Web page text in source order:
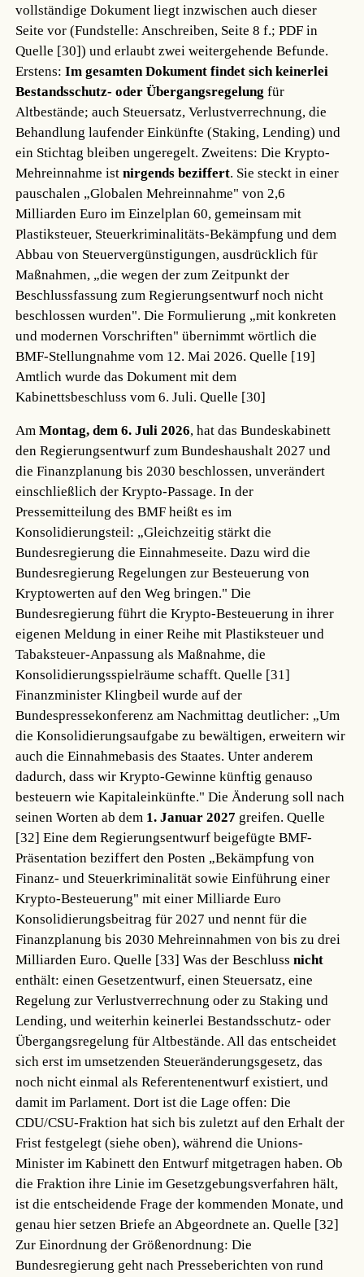
vollständige Dokument liegt inzwischen auch dieser
Seite vor (Fundstelle: Anschreiben, Seite 8 f.; PDF in
Quelle [30]) und erlaubt zwei weitergehende Befunde.
Erstens:Im gesamten Dokument findet sich keinerlei
Bestandsschutz- oder Übergangsregelung für
Altbestände; auch Steuersatz, Verlustverrechnung, die
Behandlung laufender Einkünfte (Staking, Lending) und
ein Stichtag bleiben ungeregelt. Zweitens: Die Krypto-
Mehreinnahme istnirgends beziffert. Sie steckt in einer
pauschalen „Globalen Mehreinnahme" von 2,6
Milliarden Euro im Einzelplan 60, gemeinsam mit
Plastiksteuer, Steuerkriminalitäts-Bekämpfung und dem
Abbau von Steuervergünstigungen, ausdrücklich für
Maßnahmen, „die wegen der zum Zeitpunkt der
Beschlussfassung zum Regierungsentwurf noch nicht
beschlossen wurden". Die Formulierung „mit konkreten
und modernen Vorschriften" übernimmt wörtlich die
BMF-Stellungnahme vom 12. Mai 2026.Quelle [19]
Amtlich wurde das Dokument mit dem
Kabinettsbeschluss vom 6. Juli.Quelle [30]
AmMontag, dem 6. Juli 2026, hat das Bundeskabinett
den Regierungsentwurf zum Bundeshaushalt 2027 und
die Finanzplanung bis 2030 beschlossen, unverändert
einschließlich der Krypto-Passage. In der
Pressemitteilung des BMF heißt es im
Konsolidierungsteil: „Gleichzeitig stärkt die
Bundesregierung die Einnahmeseite. Dazu wird die
Bundesregierung Regelungen zur Besteuerung von
Kryptowerten auf den Weg bringen." Die
Bundesregierung führt die Krypto-Besteuerung in ihrer
eigenen Meldung in einer Reihe mit Plastiksteuer und
Tabaksteuer-Anpassung als Maßnahme, die
Konsolidierungsspielräume schafft.Quelle [31]
Finanzminister Klingbeil wurde auf der
Bundespressekonferenz am Nachmittag deutlicher: „Um
die Konsolidierungsaufgabe zu bewältigen, erweitern wir
auch die Einnahmebasis des Staates. Unter anderem
dadurch, dass wir Krypto-Gewinne künftig genauso
besteuern wie Kapitaleinkünfte." Die Änderung soll nach
seinen Worten ab dem 1. Januar 2027 greifen.Quelle
[32] Eine dem Regierungsentwurf beigefügte BMF-
Präsentation beziffert den Posten „Bekämpfung von
Finanz- und Steuerkriminalität sowie Einführung einer
Krypto-Besteuerung" mit einer Milliarde Euro
Konsolidierungsbeitrag für 2027 und nennt für die
Finanzplanung bis 2030 Mehreinnahmen von bis zu drei
Milliarden Euro.Quelle [33] Was der Beschlussnicht
enthält: einen Gesetzentwurf, einen Steuersatz, eine
Regelung zur Verlustverrechnung oder zu Staking und
Lending, und weiterhin keinerlei Bestandsschutz- oder
Übergangsregelung für Altbestände. All das entscheidet
sich erst im umsetzenden Steueränderungsgesetz, das
noch nicht einmal als Referentenentwurf existiert, und
damit im Parlament. Dort ist die Lage offen: Die
CDU/CSU-Fraktion hat sich bis zuletzt auf den Erhalt der
Frist festgelegt (siehe oben), während die Unions-
Minister im Kabinett den Entwurf mitgetragen haben. Ob
die Fraktion ihre Linie im Gesetzgebungsverfahren hält,
ist die entscheidende Frage der kommenden Monate, und
genau hier setzen Briefe an Abgeordnete an.Quelle [32]
Zur Einordnung der Größenordnung: Die
Bundesregierung geht nach Presseberichten von rund